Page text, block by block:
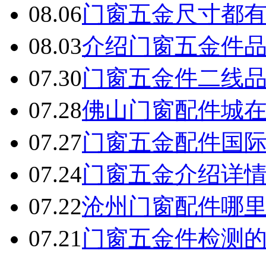
08.06门窗五金尺寸都
08.03介绍门窗五金件
07.30门窗五金件二线
07.28佛山门窗配件城
07.27门窗五金配件国
07.24门窗五金介绍详
07.22沧州门窗配件哪
07.21门窗五金件检测